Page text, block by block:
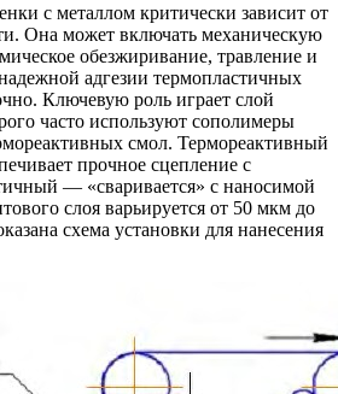
с металлом критически зависит от
Она может включать механическую
обезжиривание, травление и
адгезии термопластичных
Ключевую роль играет слой
часто используют сополимеры
смол. Термореактивный
прочное сцепление с
— «сваривается» с наносимой
слоя варьируется от 50 мкм до
схема установки для нанесения